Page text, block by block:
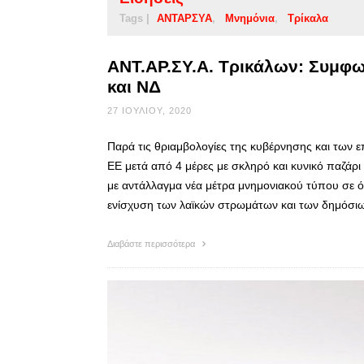
Tags | ΑΝΤΑΡΣΥΑ Μνημόνια Τρίκαλα
ΑΝΤ.ΑΡ.ΣΥ.Α. Τρικάλων:
και ΝΔ
27 ΙΟΥΛΊΟΥ, 2020
Παρά τις θριαμβολογίες της κυβέρνησης και
ΕΕ μετά από 4 μέρες με σκληρό και κυνικό
με αντάλλαγμα νέα μέτρα μνημονιακού τύπου σε
ενίσχυση των λαϊκών στρωμάτων και των
Διαβάστε περισσότερα